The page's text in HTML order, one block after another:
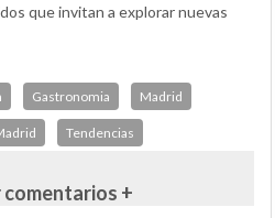
que invitan a explorar nuevas
Gastronomia Madrid
Tendencias
+